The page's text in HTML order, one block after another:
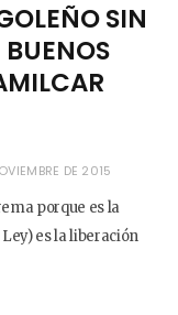
SIN
BUENOS
DE 2015
porque es la
Ley) es la liberación